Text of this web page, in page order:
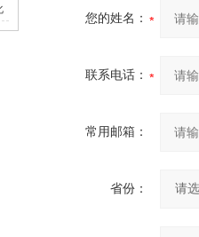
您的姓名：
联系电话：
常用邮箱：
省份：